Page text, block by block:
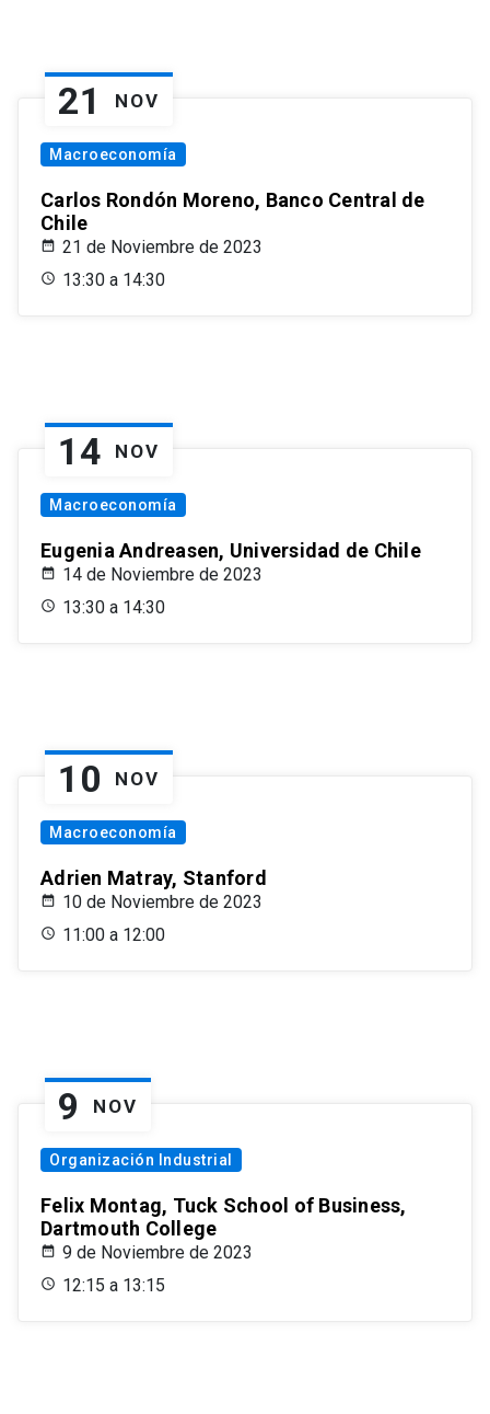
21 NOV
Macroeconomía
Carlos Rondón Moreno, Banco Central de
Chile
21 de Noviembre de 2023
13:30 a 14:30
14 NOV
Macroeconomía
Eugenia Andreasen, Universidad de Chile
14 de Noviembre de 2023
13:30 a 14:30
10 NOV
Macroeconomía
Adrien Matray, Stanford
10 de Noviembre de 2023
11:00 a 12:00
9 NOV
Organización Industrial
Felix Montag, Tuck School of Business,
Dartmouth College
9 de Noviembre de 2023
12:15 a 13:15